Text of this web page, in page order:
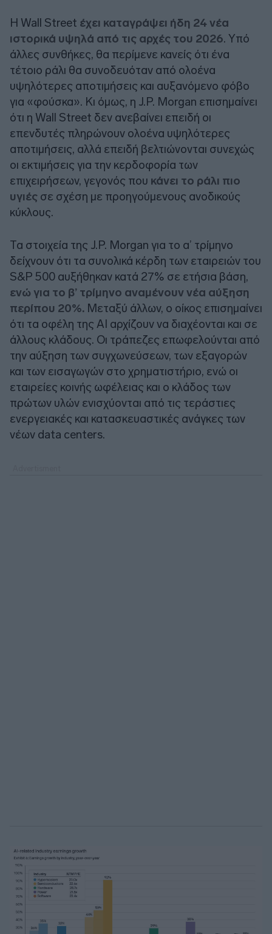
Η Wall Street έχει καταγράψει ήδη 24 νέα
ιστορικά υψηλά από τις αρχές του 2026. Υπό
άλλες συνθήκες, θα περίμενε κανείς ότι ένα
τέτοιο ράλι θα συνοδευόταν από ολοένα
υψηλότερες αποτιμήσεις και αυξανόμενο φόβο
για «φούσκα». Κι όμως, η J.P. Morgan επισημαίνει
ότι η Wall Street δεν ανεβαίνει επειδή οι
επενδυτές πληρώνουν ολοένα υψηλότερες
αποτιμήσεις, αλλά επειδή βελτιώνονται συνεχώς
οι εκτιμήσεις για την κερδοφορία των
επιχειρήσεων, γεγονός που κάνει το ράλι πιο
υγιές σε σχέση με προηγούμενους ανοδικούς
κύκλους.
Τα στοιχεία της J.P. Morgan για το α’ τρίμηνο
δείχνουν ότι τα συνολικά κέρδη των εταιρειών του
S&P 500 αυξήθηκαν κατά 27% σε ετήσια βάση,
ενώ για το β’ τρίμηνο αναμένουν νέα αύξηση
περίπου 20%. Μεταξύ άλλων, ο οίκος επισημαίνει
ότι τα οφέλη της AI αρχίζουν να διαχέονται και σε
άλλους κλάδους. Οι τράπεζες επωφελούνται από
την αύξηση των συγχωνεύσεων, των εξαγορών
και των εισαγωγών στο χρηματιστήριο, ενώ οι
εταιρείες κοινής ωφέλειας και ο κλάδος των
πρώτων υλών ενισχύονται από τις τεράστιες
ενεργειακές και κατασκευαστικές ανάγκες των
νέων data centers.